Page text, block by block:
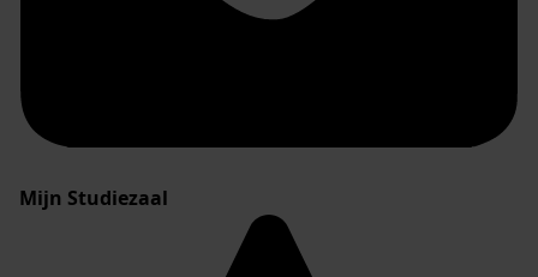
Mijn Studiezaal